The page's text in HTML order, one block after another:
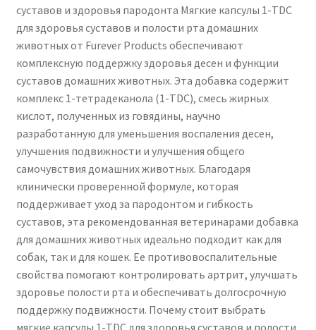
суставов и здоровья пародонта Мягкие капсулы 1-TDC
для здоровья суставов и полости рта домашних
животных от Furever Products обеспечивают
комплексную поддержку здоровья десен и функции
суставов домашних животных. Эта добавка содержит
комплекс 1-тетрадеканола (1-TDC), смесь жирных
кислот, полученных из говядины, научно
разработанную для уменьшения воспаления десен,
улучшения подвижности и улучшения общего
самочувствия домашних животных. Благодаря
клинически проверенной формуле, которая
поддерживает уход за пародонтом и гибкость
суставов, эта рекомендованная ветеринарами добавка
для домашних животных идеально подходит как для
собак, так и для кошек. Ее противовоспалительные
свойства помогают контролировать артрит, улучшать
здоровье полости рта и обеспечивать долгосрочную
поддержку подвижности. Почему стоит выбрать
мягкие капсулы 1-TDC для здоровья суставов и полости